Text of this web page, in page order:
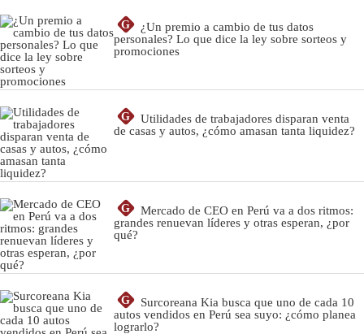
G
¿Un premio a cambio de tus datos
personales? Lo que dice la ley sobre sorteos y
promociones
G
Utilidades de trabajadores disparan venta
de casas y autos, ¿cómo amasan tanta liquidez?
G
Mercado de CEO en Perú va a dos ritmos:
grandes renuevan líderes y otras esperan, ¿por
qué?
G
Surcoreana Kia busca que uno de cada 10
autos vendidos en Perú sea suyo: ¿cómo planea
lograrlo?